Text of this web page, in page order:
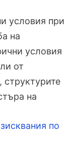
условия при
на
условия
от
структурите
на
по